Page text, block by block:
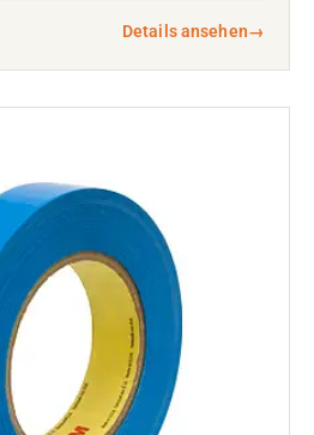
Details ansehen→